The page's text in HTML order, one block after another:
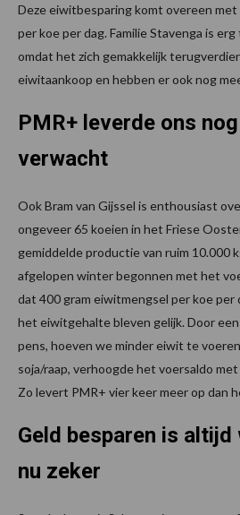
Deze eiwitbesparing komt overeen met
per koe per dag. Familie Stavenga is
omdat het zich gemakkelijk
eiwitaankoop en hebben er ook nog
PMR+ leverde ons
verwacht
Ook Bram van Gijssel is enthousiast
ongeveer 65 koeien in het Friese
gemiddelde productie van ruim 10.000
afgelopen winter begonnen met het
dat 400 gram eiwitmengsel per koe per
het eiwitgehalte bleven gelijk. Door
pens, hoeven we minder eiwit te
soja/raap, verhoogde het voersaldo
Zo levert PMR+ vier keer meer op dan
Geld besparen is altijd
nu zeker